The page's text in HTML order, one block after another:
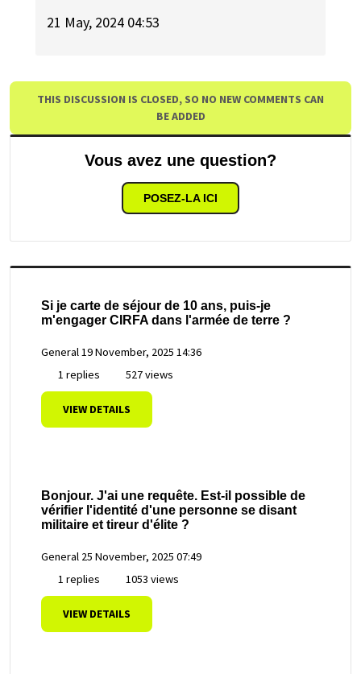
21 May, 2024 04:53
THIS DISCUSSION IS CLOSED, SO NO NEW COMMENTS CAN
BE ADDED
Vous avez une question?
POSEZ-LA ICI
Si je carte de séjour de 10 ans, puis-je
m'engager CIRFA dans l'armée de terre ?
General19 November, 2025 14:36
1 replies
527 views
VIEW DETAILS
Bonjour. J'ai une requête. Est-il possible de
vérifier l'identité d'une personne se disant
militaire et tireur d'élite ?
General 25 November, 2025 07:49
1 replies
1053 views
VIEW DETAILS